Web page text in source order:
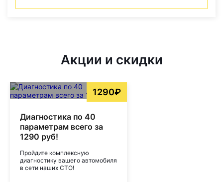
Акции и скидки
1290₽
Диагностика по 40
параметрам всего за
1290 руб!
Пройдите комплексную
диагностику вашего автомобиля
в сети наших СТО!